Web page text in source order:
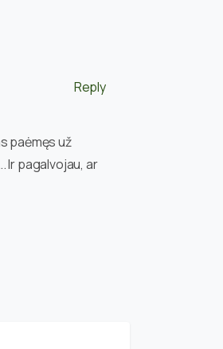
Reply
paėmęs už
Ir pagalvojau, ar